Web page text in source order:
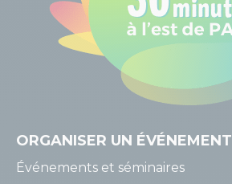
ORGANISER UN ÉVÉNEMENT
Événements et séminaires